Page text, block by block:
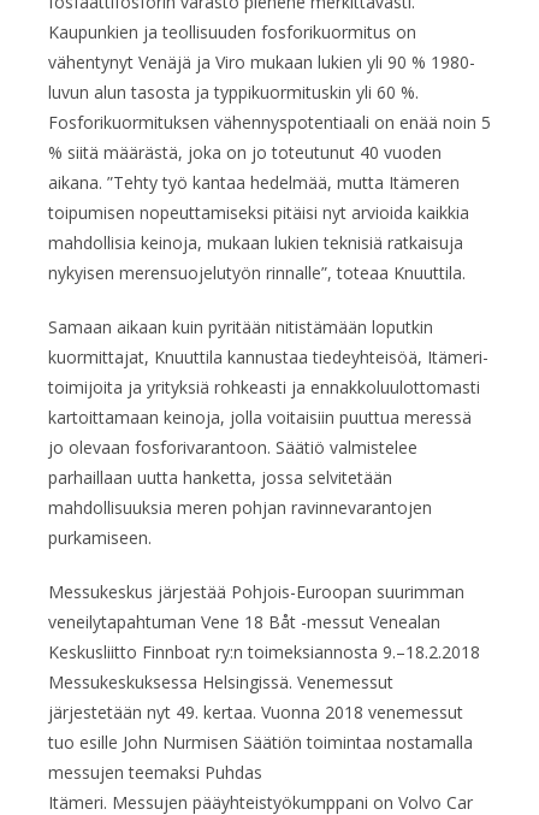
Kaupunkien ja teollisuuden fosforikuormitus on
vähentynyt Venäjä ja Viro mukaan lukien yli 90 % 1980-
luvun alun tasosta ja typpikuormituskin yli 60 %.
Fosforikuormituksen vähennyspotentiaali on enää noin 5
% siitä määrästä, joka on jo toteutunut 40 vuoden
aikana. ”Tehty työ kantaa hedelmää, mutta Itämeren
toipumisen nopeuttamiseksi pitäisi nyt arvioida kaikkia
mahdollisia keinoja, mukaan lukien teknisiä ratkaisuja
nykyisen merensuojelutyön rinnalle”, toteaa Knuuttila.
Samaan aikaan kuin pyritään nitistämään loputkin
kuormittajat, Knuuttila kannustaa tiedeyhteisöä, Itämeri-
toimijoita ja yrityksiä rohkeasti ja ennakkoluulottomasti
kartoittamaan keinoja, jolla voitaisiin puuttua meressä
jo olevaan fosforivarantoon. Säätiö valmistelee
parhaillaan uutta hanketta, jossa selvitetään
mahdollisuuksia meren pohjan ravinnevarantojen
purkamiseen.
Messukeskus järjestää Pohjois-Euroopan suurimman
veneilytapahtuman Vene 18 Båt -messut Venealan
Keskusliitto Finnboat ry:n toimeksiannosta 9.–18.2.2018
Messukeskuksessa Helsingissä. Venemessut
järjestetään nyt 49. kertaa. Vuonna 2018 venemessut
tuo esille John Nurmisen Säätiön toimintaa nostamalla
messujen teemaksi Puhdas
Itämeri. Messujen pääyhteistyökumppani on Volvo Car